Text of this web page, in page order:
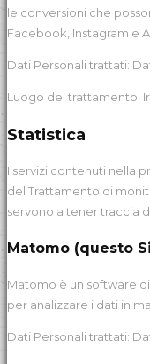
le conversioni che
Facebook, Instagram e
Dati Personali trattati:
Luogo del trattamento:
Statistica
I servizi contenuti nella
del Trattamento di
servono a tener traccia
Matomo (questo
Matomo è un software
per analizzare i dati in
Dati Personali trattati: